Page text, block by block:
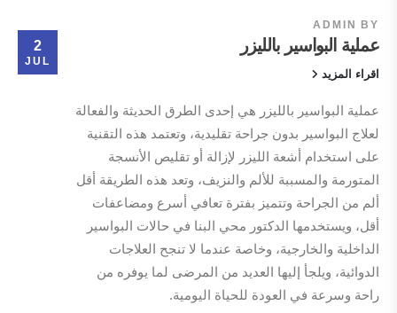
2
JUL
BY
ADMIN
عملية البواسير بالليزر
اقراء المزيد
عملية البواسير بالليزر هي إحدى الطرق الحديثة والفعالة
لعلاج البواسير بدون جراحة تقليدية، وتعتمد هذه التقنية
على استخدام أشعة الليزر لإزالة أو تقليص الأنسجة
المتورمة والمسببة للألم والنزيف، وتعد هذه الطريقة أقل
ألم من الجراحة وتتميز بفترة تعافي أسرع ومضاعفات
أقل، ويستخدمها الدكتور محي البنا في حالات البواسير
الداخلية والخارجية، وخاصة عندما لا تنجح العلاجات
الدوائية، ويلجأ إليها العديد من المرضى لما يوفره من
راحة وسرعة في العودة للحياة اليومية.